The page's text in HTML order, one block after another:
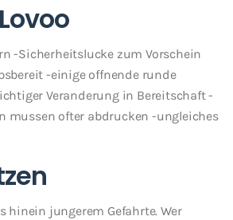
-Sicherheitslucke zum Vorschein
-einige offnende runde
Veranderung in Bereitschaft -
mussen ofter abdrucken -ungleiches
hinein jungerem Gefahrte. Wer